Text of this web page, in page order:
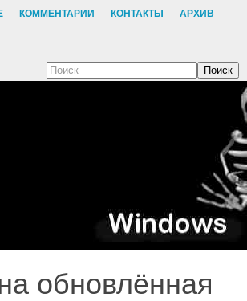
КОММЕНТАРИИ КОНТАКТЫ АРХИВ
Поиск
обновлённая